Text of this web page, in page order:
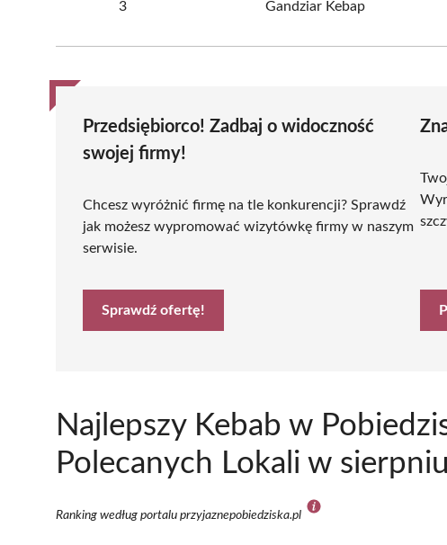
3 Gandziar Kebap
Przedsiębiorco! Zadbaj o widoczność
swojej firmy!
Chcesz wyróżnić firmę na tle konkurencji? Sprawdź
jak możesz wypromować wizytówkę firmy w naszym
serwisie.
Sprawdź ofertę!
Najlepszy Kebab w
Polecanych Lokali w
Ranking według portalu przyjaznepobiedziska.pl